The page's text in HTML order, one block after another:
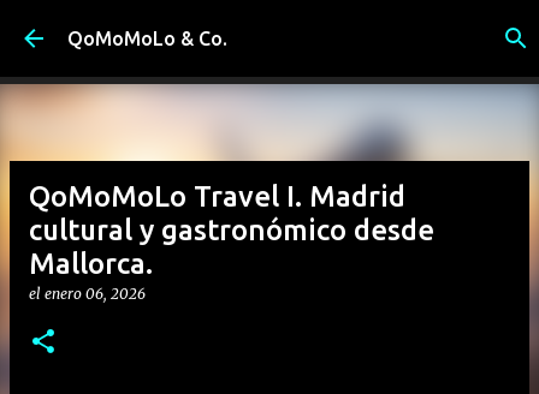
Ir al contenido principal
QoMoMoLo & Co.
QoMoMoLo Travel I. Madrid
cultural y gastronómico desde
Mallorca.
el enero 06, 2026